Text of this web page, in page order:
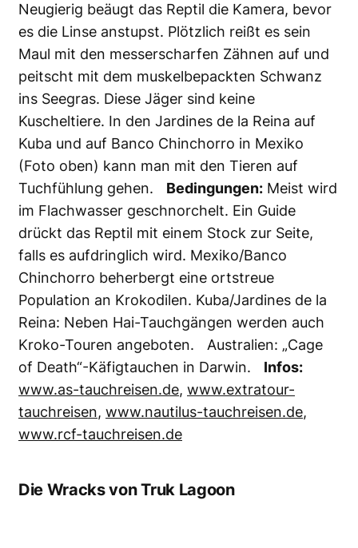
Neugierig beäugt das Reptil die Kamera, bevor
es die Linse anstupst. Plötzlich reißt es sein
Maul mit den messerscharfen Zähnen auf und
peitscht mit dem muskelbepackten Schwanz
ins Seegras. Diese Jäger sind keine
Kuscheltiere. In den Jardines de la Reina auf
Kuba und auf Banco Chinchorro in Mexiko
(Foto oben) kann man mit den Tieren auf
Tuchfühlung gehen. Bedingungen: Meist wird
im Flachwasser geschnorchelt. Ein Guide
drückt das Reptil mit einem Stock zur Seite,
falls es aufdringlich wird. Mexiko/Banco
Chinchorro beherbergt eine ortstreue
Population an Krokodilen. Kuba/Jardines de la
Reina: Neben Hai-Tauchgängen werden auch
Kroko-Touren angeboten. Australien: „Cage
of Death“-Käfigtauchen in Darwin.
Infos:
www.as-tauchreisen.de, www.extratour-
tauchreisen, www.nautilus-tauchreisen.de,
www.rcf-tauchreisen.de
Die Wracks von Truk Lagoon